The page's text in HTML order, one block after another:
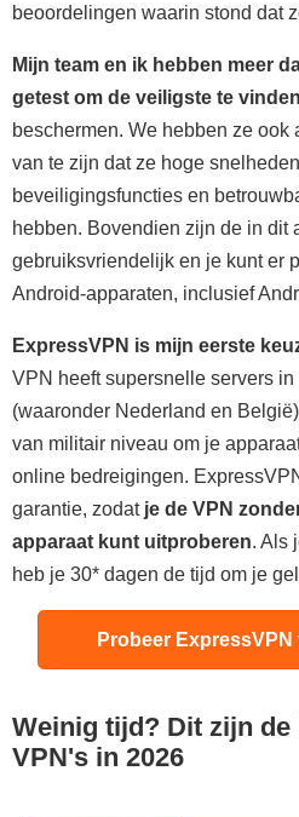
beoordelingen waarin stond dat
Mijn team en ik hebben meer
getest om de veiligste te vinden
beschermen. We hebben ze ook
van te zijn dat ze hoge
beveiligingsfuncties en
hebben. Bovendien zijn de in dit
gebruiksvriendelijk en je kunt er
Android-apparaten, inclusief
ExpressVPN is mijn eerste
VPN heeft supersnelle servers
(waaronder Nederland en
van militair niveau om je
online bedreigingen.
garantie, zodat je de VPN
apparaat kunt uitproberen. Als
heb je 30* dagen de tijd om je
Probeer
Weinig tijd? Dit zijn de
VPN's in 2026